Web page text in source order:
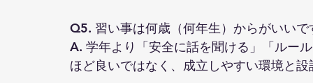
Q5. 習い事は何歳（何年生）からがいいで
A. 学年より「安全に話を聞ける」「ルー
ほど良いではなく、成立しやすい環境と